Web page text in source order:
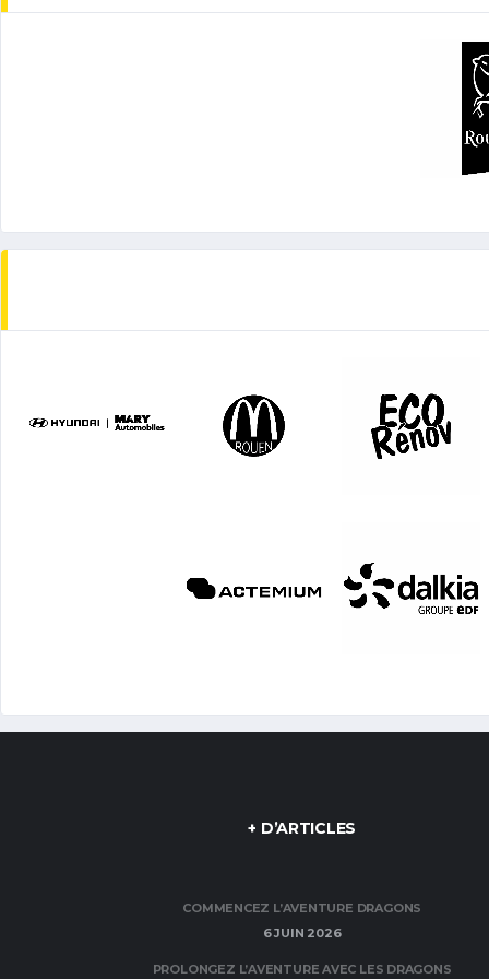
+ D’ARTICLES
COMMENCEZ L’AVENTURE DRAGONS
6 JUIN 2026
PROLONGEZ L’AVENTURE AVEC LES DRAGONS